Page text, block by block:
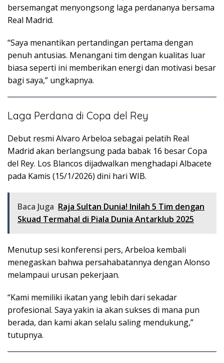
bersemangat menyongsong laga perdananya bersama
Real Madrid.
“Saya menantikan pertandingan pertama dengan
penuh antusias. Menangani tim dengan kualitas luar
biasa seperti ini memberikan energi dan motivasi besar
bagi saya,” ungkapnya.
Laga Perdana di Copa del Rey
Debut resmi Alvaro Arbeloa sebagai pelatih Real
Madrid akan berlangsung pada babak 16 besar Copa
del Rey. Los Blancos dijadwalkan menghadapi Albacete
pada Kamis (15/1/2026) dini hari WIB.
Baca Juga Raja Sultan Dunia! Inilah 5 Tim dengan
Skuad Termahal di Piala Dunia Antarklub 2025
Menutup sesi konferensi pers, Arbeloa kembali
menegaskan bahwa persahabatannya dengan Alonso
melampaui urusan pekerjaan.
“Kami memiliki ikatan yang lebih dari sekadar
profesional. Saya yakin ia akan sukses di mana pun
berada, dan kami akan selalu saling mendukung,”
tutupnya.